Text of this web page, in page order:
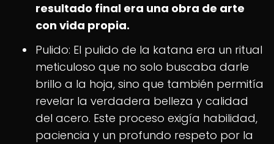
resultado final era una obra de arte
con vida propia.
Pulido: El pulido de la katana era un ritual
meticuloso que no solo buscaba darle
brillo a la hoja, sino que también permitía
revelar la verdadera belleza y calidad
del acero. Este proceso exigía habilidad,
paciencia y un profundo respeto por la